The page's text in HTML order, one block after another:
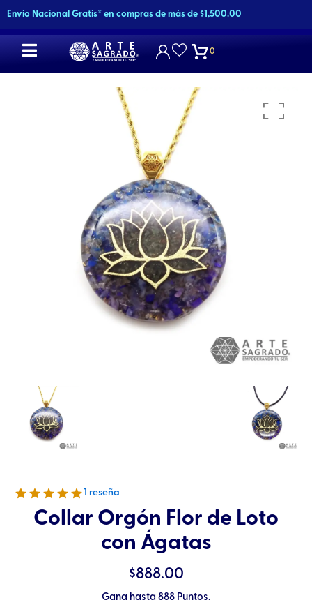
contenido
Envio Nacional Gratis* en compras de más de $1,500.00
0
1 reseña
Collar Orgón Flor de Loto
con Ágatas
$888.00
Gana hasta 888 Puntos.